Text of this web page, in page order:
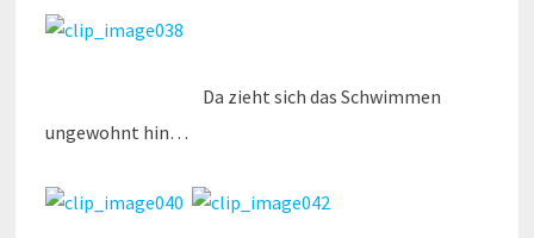
Da zieht sich das Schwimmen
ungewohnt hin…